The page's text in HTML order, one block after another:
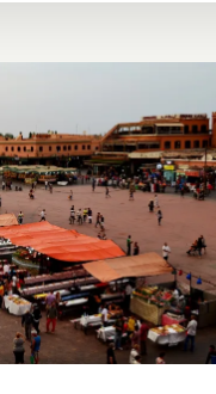
să le știi înainte
în Maroc